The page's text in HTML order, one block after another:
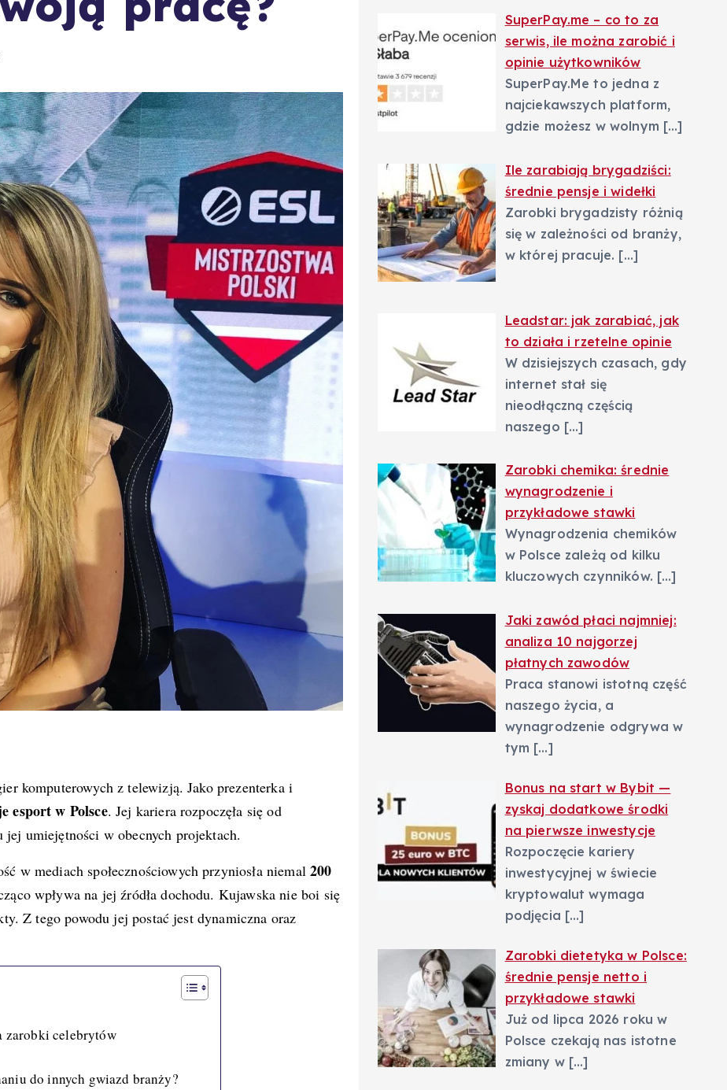
komputerowych z telewizją. Jako prezenterka i
esport w Polsce. Jej kariera rozpoczęła się od
umiejętności w obecnych projektach.
w mediach społecznościowych przyniosła niemal200
wpływa na jej źródła dochodu. Kujawska nie boi się
Z tego powodu jej postać jest dynamiczna oraz
zarobki celebrytów
do innych gwiazd branży?
SuperPay.me – co to za
serwis, ile można zarobić i
opinie użytkowników
SuperPay.Me to jedna z
najciekawszych platform,
gdzie możesz w wolnym […]
Ile zarabiają brygadziści:
średnie pensje i widełki
Zarobki brygadzisty różnią
się w zależności od branży,
w której pracuje. […]
Leadstar: jak zarabiać, jak
to działa i rzetelne opinie
W dzisiejszych czasach, gdy
internet stał się
nieodłączną częścią
naszego […]
Zarobki chemika: średnie
wynagrodzenie i
przykładowe stawki
Wynagrodzenia chemików
w Polsce zależą od kilku
kluczowych czynników. […]
Jaki zawód płaci najmniej:
analiza 10 najgorzej
płatnych zawodów
Praca stanowi istotną część
naszego życia, a
wynagrodzenie odgrywa w
tym […]
Bonus na start w Bybit —
zyskaj dodatkowe środki
na pierwsze inwestycje
Rozpoczęcie kariery
inwestycyjnej w świecie
kryptowalut wymaga
podjęcia […]
Zarobki dietetyka w Polsce:
średnie pensje netto i
przykładowe stawki
Już od lipca 2026 roku w
Polsce czekają nas istotne
zmiany w […]